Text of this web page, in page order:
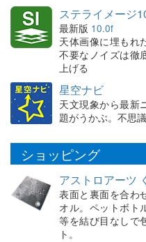
ステライメージ
最新版 10.0f
天体画像に埋もれ
不要なノイズは徹
上げる
星空ナビ
天文現象から最新
題がうかぶ。不思
ショッピング
アストロアーツ
表面と裏面を合わ
オル。ペットボト
等を結び目なしで
ト。